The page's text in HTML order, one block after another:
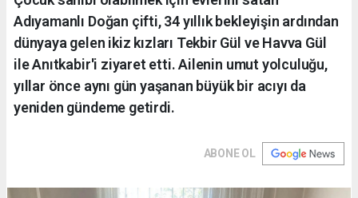
Adıyamanlı Doğan çifti, 34 yıllık bekleyişin ardından
dünyaya gelen ikiz kızları Tekbir Gül ve Havva Gül
ile Anıtkabir'i ziyaret etti. Ailenin umut yolculuğu,
yıllar önce aynı gün yaşanan büyük bir acıyı da
yeniden gündeme getirdi.
ABONE OL